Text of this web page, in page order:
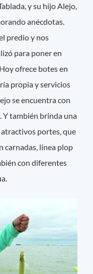
y su hijo Alejo,
anécdotas.
predio y nos
para poner en
ofrece botes en
propia y servicios
se encuentra con
Y también brinda una
portes, que
carnadas, línea plop
con diferentes